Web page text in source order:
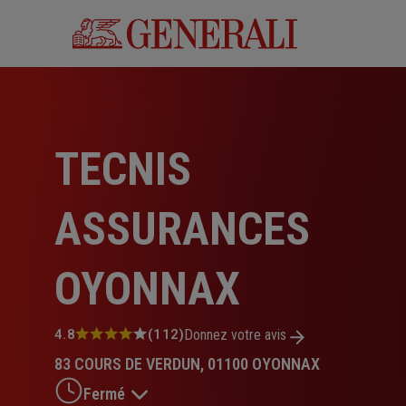
TECNIS
ASSURANCES
OYONNAX
Note
4.8
sur
4.8 (112)Donnez votre avis
83 COURS DE VERDUN, 01100 OYONNAX
Fermé